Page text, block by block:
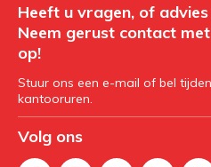
Heeft u vragen, of
Neem gerust contact
op!
Stuur ons een e-mail of bel
kantooruren.
Volg ons